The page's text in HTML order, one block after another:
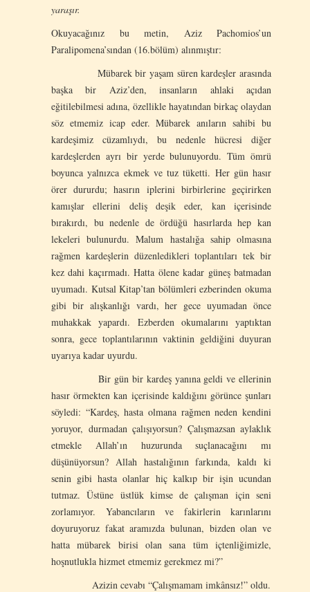
yaraşır.
Okuyacağınız bu metin, Aziz Pachomios’un
Paralipomena’sından (16.bölüm) alınmıştır:
Mübarek bir yaşam süren kardeşler arasında
başka bir Aziz’den, insanların ahlaki açıdan
eğitilebilmesi adına, özellikle hayatından birkaç olaydan
söz etmemiz icap eder. Mübarek anıların sahibi bu
kardeşimiz cüzamlıydı, bu nedenle hücresi diğer
kardeşlerden ayrı bir yerde bulunuyordu. Tüm ömrü
boyunca yalnızca ekmek ve tuz tüketti. Her gün hasır
örer dururdu; hasırın iplerini birbirlerine geçirirken
kamışlar ellerini deliş deşik eder, kan içerisinde
bırakırdı, bu nedenle de ördüğü hasırlarda hep kan
lekeleri bulunurdu. Malum hastalığa sahip olmasına
rağmen kardeşlerin düzenledikleri toplantıları tek bir
kez dahi kaçırmadı. Hatta ölene kadar güneş batmadan
uyumadı. Kutsal Kitap’tan bölümleri ezberinden okuma
gibi bir alışkanlığı vardı, her gece uyumadan önce
muhakkak yapardı. Ezberden okumalarını yaptıktan
sonra, gece toplantılarının vaktinin geldiğini duyuran
uyarıya kadar uyurdu.
Bir gün bir kardeş yanına geldi ve ellerinin
hasır örmekten kan içerisinde kaldığını görünce şunları
söyledi: “Kardeş, hasta olmana rağmen neden kendini
yoruyor, durmadan çalışıyorsun? Çalışmazsan aylaklık
etmekle Allah’ın huzurunda suçlanacağını mı
düşünüyorsun? Allah hastalığının farkında, kaldı ki
senin gibi hasta olanlar hiç kalkıp bir işin ucundan
tutmaz. Üstüne üstlük kimse de çalışman için seni
zorlamıyor. Yabancıların ve fakirlerin karınlarını
doyuruyoruz fakat aramızda bulunan, bizden olan ve
hatta mübarek birisi olan sana tüm içtenliğimizle,
hoşnutlukla hizmet etmemiz gerekmez mi?”
Azizin cevabı “Çalışmamam imkânsız!” oldu.